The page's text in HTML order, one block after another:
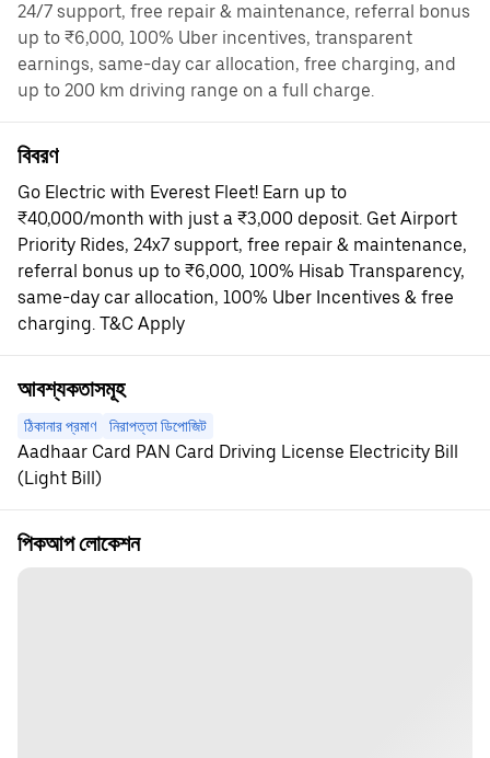
24/7 support, free repair & maintenance, referral bonus
up to ₹6,000, 100% Uber incentives, transparent
earnings, same-day car allocation, free charging, and
up to 200 km driving range on a full charge.
বিবরণ
Go Electric with Everest Fleet! Earn up to
₹40,000/month with just a ₹3,000 deposit. Get Airport
Priority Rides, 24x7 support, free repair & maintenance,
referral bonus up to ₹6,000, 100% Hisab Transparency,
same-day car allocation, 100% Uber Incentives & free
charging. T&C Apply
আবশ্যকতাসমূহ
ঠিকানার প্রমাণ নিরাপত্তা ডিপোজিট
Aadhaar Card PAN Card Driving License Electricity Bill
(Light Bill)
পিকআপ লোকেশন